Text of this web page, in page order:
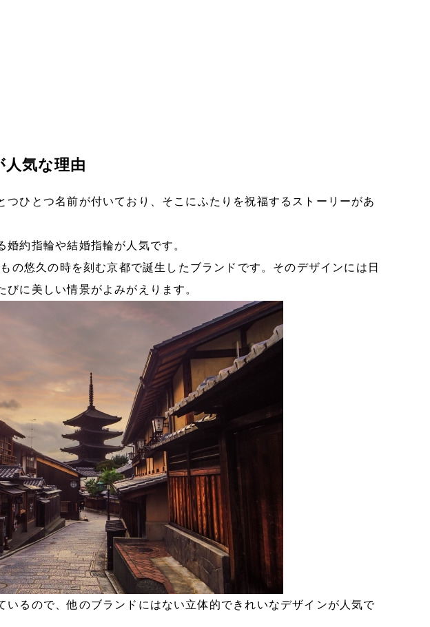
気な理由
つひとつ名前が付いており、そこにふたりを祝福するストーリーがあ
約指輪や結婚指輪が人気です。
の悠久の時を刻む京都で誕生したブランドです。そのデザインには日
に美しい情景がよみがえります。
いるので、他のブランドにはない立体的できれいなデザインが人気で